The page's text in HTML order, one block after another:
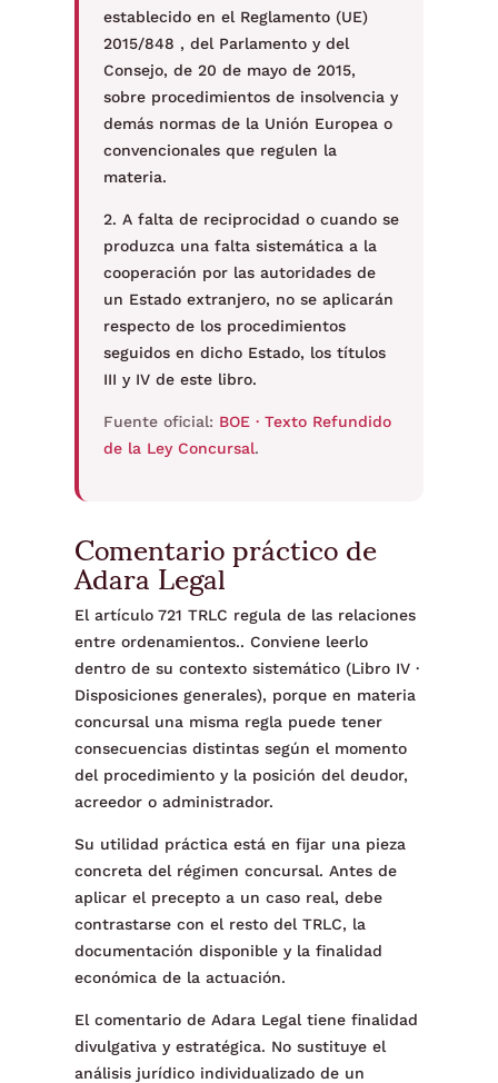
establecido en el Reglamento (UE)
2015/848 , del Parlamento y del
Consejo, de 20 de mayo de 2015,
sobre procedimientos de insolvencia y
demás normas de la Unión Europea o
convencionales que regulen la
materia.
2. A falta de reciprocidad o cuando se
produzca una falta sistemática a la
cooperación por las autoridades de
un Estado extranjero, no se aplicarán
respecto de los procedimientos
seguidos en dicho Estado, los títulos
III y IV de este libro.
Fuente oficial: BOE · Texto Refundido
de la Ley Concursal.
Comentario práctico de
Adara Legal
El artículo 721 TRLC regula de las relaciones
entre ordenamientos.. Conviene leerlo
dentro de su contexto sistemático (Libro IV ·
Disposiciones generales), porque en materia
concursal una misma regla puede tener
consecuencias distintas según el momento
del procedimiento y la posición del deudor,
acreedor o administrador.
Su utilidad práctica está en fijar una pieza
concreta del régimen concursal. Antes de
aplicar el precepto a un caso real, debe
contrastarse con el resto del TRLC, la
documentación disponible y la finalidad
económica de la actuación.
El comentario de Adara Legal tiene finalidad
divulgativa y estratégica. No sustituye el
análisis jurídico individualizado de un